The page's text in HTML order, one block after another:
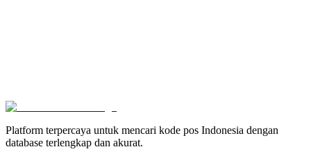
Platform terpercaya untuk mencari kode pos Indonesia dengan
database terlengkap dan akurat.